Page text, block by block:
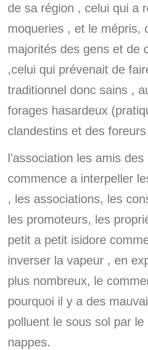
de sa région , celui qui a
moqueries , et le mépris,
majorités des gens et de
,celui qui prévenait de
traditionnel donc sains ,
forages hasardeux
clandestins et des
l’association les amis des
commence a interpeller
, les associations, les
les promoteurs, les
petit a petit isidore
inverser la vapeur , en
plus nombreux, le
pourquoi il y a des
polluent le sous sol par le
nappes.